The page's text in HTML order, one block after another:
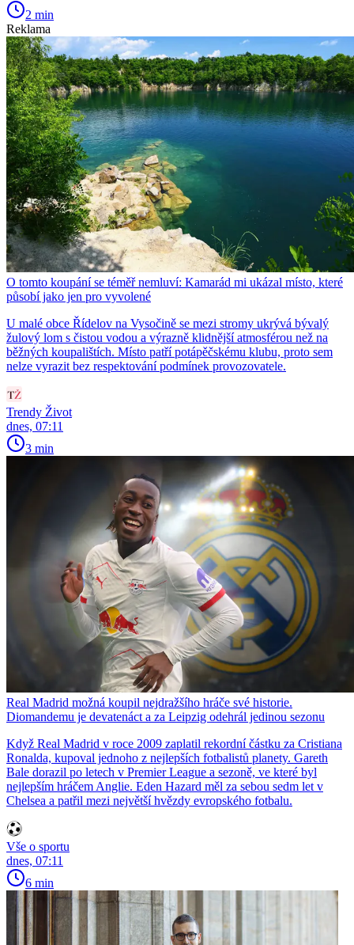
2 min
Reklama
O tomto koupání se téměř nemluví: Kamarád mi ukázal místo, které
působí jako jen pro vyvolené
U malé obce Řídelov na Vysočině se mezi stromy ukrývá bývalý
žulový lom s čistou vodou a výrazně klidnější atmosférou než na
běžných koupalištích. Místo patří potápěčskému klubu, proto sem
nelze vyrazit bez respektování podmínek provozovatele.
Trendy Život
dnes, 07:11
3 min
Real Madrid možná koupil nejdražšího hráče své historie.
Diomandemu je devatenáct a za Leipzig odehrál jedinou sezonu
Když Real Madrid v roce 2009 zaplatil rekordní částku za Cristiana
Ronalda, kupoval jednoho z nejlepších fotbalistů planety. Gareth
Bale dorazil po letech v Premier League a sezoně, ve které byl
nejlepším hráčem Anglie. Eden Hazard měl za sebou sedm let v
Chelsea a patřil mezi největší hvězdy evropského fotbalu.
Vše o sportu
dnes, 07:11
6 min